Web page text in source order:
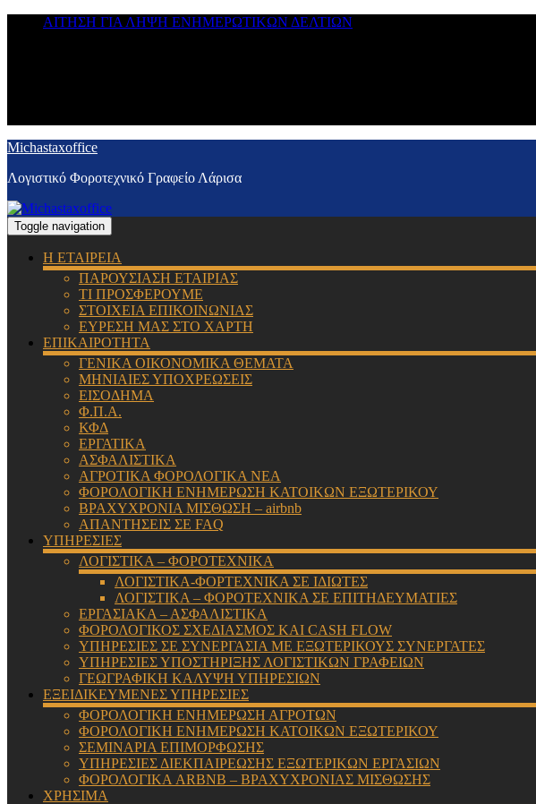
ΑΙΤΗΣΗ ΓΙΑ ΛΗΨΗ ΕΝΗΜΕΡΩΤΙΚΩΝ ΔΕΛΤΙΩΝ
Michastaxoffice
Λογιστικό Φοροτεχνικό Γραφείο Λάρισα
Toggle navigation
Η ΕΤΑΙΡΕΙΑ
ΠΑΡΟΥΣΙΑΣΗ ΕΤΑΙΡΙΑΣ
ΤΙ ΠΡΟΣΦΕΡΟΥΜΕ
ΣΤΟΙΧΕΙΑ ΕΠΙΚΟΙΝΩΝΙΑΣ
ΕΥΡΕΣΗ ΜΑΣ ΣΤΟ ΧΑΡΤΗ
ΕΠΙΚΑΙΡΟΤΗΤΑ
ΓΕΝΙΚΑ ΟΙΚΟΝΟΜΙΚΑ ΘΕΜΑΤΑ
ΜΗΝΙΑΙΕΣ ΥΠΟΧΡΕΩΣΕΙΣ
ΕΙΣΟΔΗΜΑ
Φ.Π.Α.
ΚΦΔ
ΕΡΓΑΤΙΚΑ
ΑΣΦΑΛΙΣΤΙΚΑ
ΑΓΡΟΤΙΚΑ ΦΟΡΟΛΟΓΙΚΑ ΝΕΑ
ΦΟΡΟΛΟΓΙΚΗ ΕΝΗΜΕΡΩΣΗ ΚΑΤΟΙΚΩΝ ΕΞΩΤΕΡΙΚΟΥ
ΒΡΑΧΥΧΡΟΝΙΑ ΜΙΣΘΩΣΗ – airbnb
ΑΠΑΝΤΗΣΕΙΣ ΣΕ FAQ
ΥΠΗΡΕΣΙΕΣ
ΛΟΓΙΣΤΙΚΑ – ΦΟΡΟΤΕΧΝΙΚΑ
ΛΟΓΙΣΤΙΚΑ-ΦΟΡΤΕΧΝΙΚΑ ΣΕ ΙΔΙΩΤΕΣ
ΛΟΓΙΣΤΙΚΑ – ΦΟΡΟΤΕΧΝΙΚΑ ΣΕ ΕΠΙΤΗΔΕΥΜΑΤΙΕΣ
ΕΡΓΑΣΙΑΚΑ – ΑΣΦΑΛΙΣΤΙΚΑ
ΦΟΡΟΛΟΓΙΚΟΣ ΣΧΕΔΙΑΣΜΟΣ ΚΑΙ CASH FLOW
ΥΠΗΡΕΣΙΕΣ ΣΕ ΣΥΝΕΡΓΑΣΙΑ ΜΕ ΕΞΩΤΕΡΙΚΟΥΣ ΣΥΝΕΡΓΑΤΕΣ
ΥΠΗΡΕΣΙΕΣ ΥΠΟΣΤΗΡΙΞΗΣ ΛΟΓΙΣΤΙΚΩΝ ΓΡΑΦΕΙΩΝ
ΓΕΩΓΡΑΦΙΚΗ ΚΑΛΥΨΗ ΥΠΗΡΕΣΙΩΝ
ΕΞΕΙΔΙΚΕΥΜΕΝΕΣ ΥΠΗΡΕΣΙΕΣ
ΦΟΡΟΛΟΓΙΚΗ ΕΝΗΜΕΡΩΣΗ ΑΓΡΟΤΩΝ
ΦΟΡΟΛΟΓΙΚΗ ΕΝΗΜΕΡΩΣΗ ΚΑΤΟΙΚΩΝ ΕΞΩΤΕΡΙΚΟΥ
ΣΕΜΙΝΑΡΙΑ ΕΠΙΜΟΡΦΩΣΗΣ
ΥΠΗΡΕΣΙΕΣ ΔΙΕΚΠΑΙΡΕΩΣΗΣ ΕΞΩΤΕΡΙΚΩΝ ΕΡΓΑΣΙΩΝ
ΦΟΡΟΛΟΓΙΚΑ ARBNB – ΒΡΑΧΥΧΡΟΝΙΑΣ ΜΙΣΘΩΣΗΣ
ΧΡΗΣΙΜΑ